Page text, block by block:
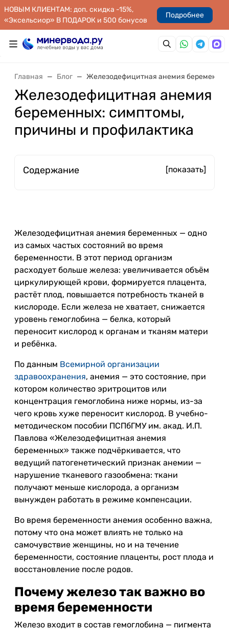
НОВЫМ КЛИЕНТАМ: доп. скидка -15%,
«Эксельсиор» В ПОДАРОК и 500 бонусов
Подробнее
Главная Блог Железодефицитная анемия
Железодефицитная анемия
беременных: симптомы,
причины и профилактика
Содержание [показать]
Железодефицитная анемия беременных — одно
из самых частых состояний во время
беременности. В этот период организм
расходует больше железа: увеличивается объём
циркулирующей крови, формируется плацента,
растёт плод, повышается потребность тканей в
кислороде. Если железа не хватает, снижается
уровень гемоглобина — белка, который
переносит кислород к органам и тканям матери
и ребёнка.
По данным Всемирной организации
здравоохранения, анемия — это состояние, при
котором количество эритроцитов или
концентрация гемоглобина ниже нормы, из-за
чего кровь хуже переносит кислород. В учебно-
методическом пособии ПСПбГМУ им. акад. И.П.
Павлова «Железодефицитная анемия
беременных» также подчёркивается, что
ведущий патогенетический признак анемии —
нарушение тканевого газообмена: ткани
получают меньше кислорода, а организм
вынужден работать в режиме компенсации.
Во время беременности анемия особенно важна,
потому что она может влиять не только на
самочувствие женщины, но и на течение
беременности, состояние плаценты, рост плода и
восстановление после родов.
Почему железо так важно во
время беременности
Железо входит в состав гемоглобина — пигмента